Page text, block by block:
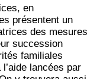
en
présentent un
des mesures
succession
familiales
lancées par